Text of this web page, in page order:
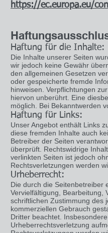
https://ec.europa.eu/
Haftung für die Inhalte:
Die Inhalte unserer Seiten
wir jedoch keine Gewähr
den allgemeinen Gesetzen
oder gespeicherte fremde
hinweisen. Verpflichtungen
hiervon unberührt. Eine
möglich. Bei Bekanntwerden
Haftung für Links:
Unser Angebot enthält Links
diese fremden Inhalte auch
Betreiber der Seiten
überprüft. Rechtswidrige
verlinkten Seiten ist jedoch
Rechtsverletzungen werden
Urheberrecht:
Die durch die Seitenbetreiber
Vervielfältigung, Bearbeitung,
schriftlichen Zustimmung des
kommerziellen Gebrauch
Dritter beachtet.
Urheberrechtsverletzung